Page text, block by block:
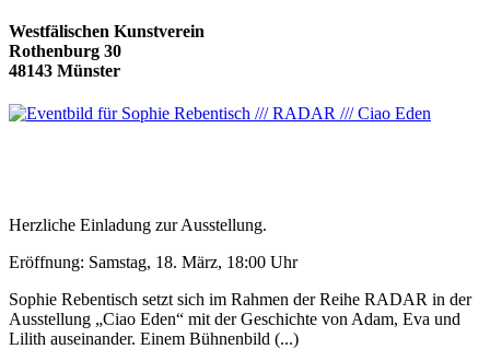
Westfälischen Kunstverein
Rothenburg 30
48143 Münster
Herzliche Einladung zur Ausstellung.
Eröffnung: Samstag, 18. März, 18:00 Uhr
Sophie Rebentisch setzt sich im Rahmen der Reihe RADAR in der
Ausstellung „Ciao Eden“ mit der Geschichte von Adam, Eva und
Lilith auseinander. Einem Bühnenbild (...)